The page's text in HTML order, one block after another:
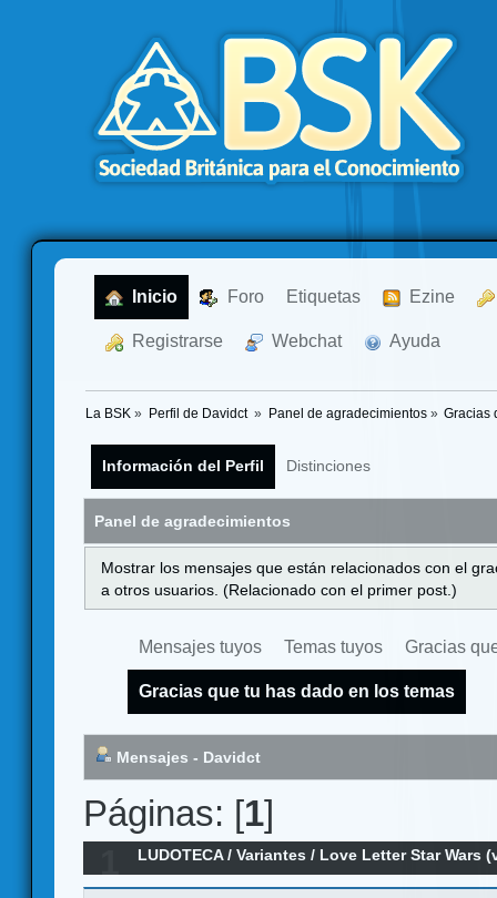
Inicio Foro Etiquetas Ezine
Registrarse Webchat Ayuda
La BSK » Perfil de Davidct » Panel de agradecimientos» Gracias
Información del Perfil Distinciones
Panel de agradecimientos
Mostrar los mensajes que están relacionados con el
a otros usuarios. (Relacionado con el primer post.)
Mensajes tuyos Temas tuyos Gracias
Gracias que tu has dado en los temas
Mensajes - Davidct
Páginas: [1]
LUDOTECA/Variantes / Love Letter Star Wars